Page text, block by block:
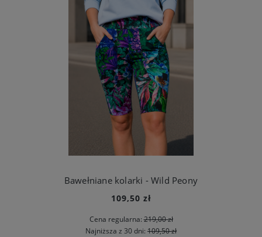
Bawełniane kolarki - Wild Peony
109,50 zł
Cena regularna:219,00 zł
Najniższa z 30 dni: 109,50 zł